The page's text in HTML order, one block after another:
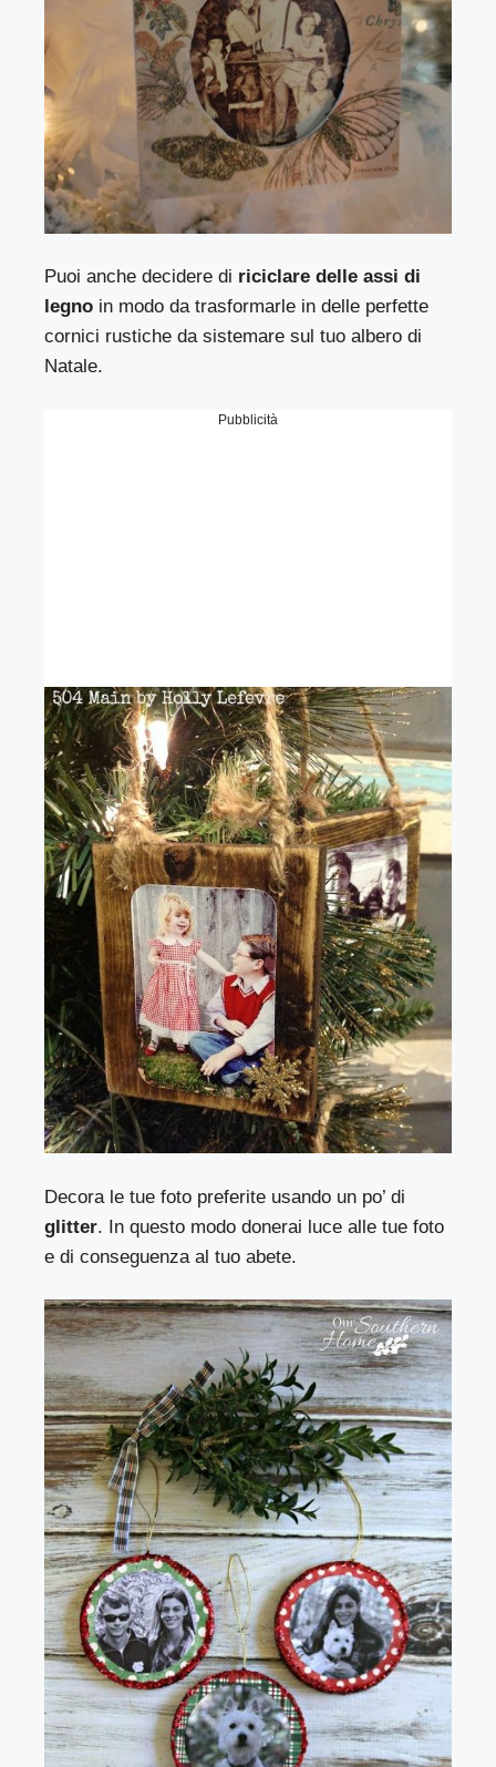
Puoi anche decidere di riciclare delle assi di
legno in modo da trasformarle in delle perfette
cornici rustiche da sistemare sul tuo albero di
Natale.
Pubblicità
Decora le tue foto preferite usando un po’ di
glitter. In questo modo donerai luce alle tue foto
e di conseguenza al tuo abete.